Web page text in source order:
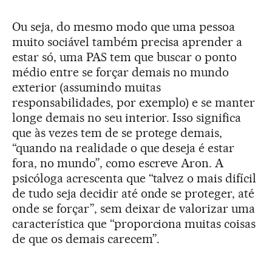
Ou seja, do mesmo modo que uma pessoa
muito sociável também precisa aprender a
estar só, uma PAS tem que buscar o ponto
médio entre se forçar demais no mundo
exterior (assumindo muitas
responsabilidades, por exemplo) e se manter
longe demais no seu interior. Isso significa
que às vezes tem de se protege demais,
“quando na realidade o que deseja é estar
fora, no mundo”, como escreve Aron. A
psicóloga acrescenta que “talvez o mais difícil
de tudo seja decidir até onde se proteger, até
onde se forçar”, sem deixar de valorizar uma
característica que “proporciona muitas coisas
de que os demais carecem”.